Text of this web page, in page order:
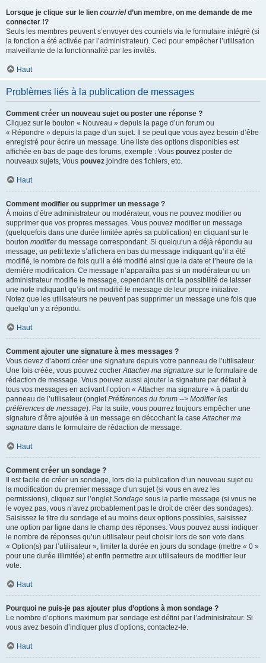
Lorsque je clique sur le lien courrield’un membre, on me demande de me
connecter !?
Seuls les membres peuvent s’envoyer des courriels via le formulaire intégré (si
la fonction a été activée par l’administrateur). Ceci pour empêcher l’utilisation
malveillante de la fonctionnalité par les invités.
Haut
Problèmes liés à la publication de messages
Comment créer un nouveau sujet ou poster une réponse ?
Cliquez sur le bouton « Nouveau » depuis la page d’un forum ou
« Répondre » depuis la page d’un sujet. Il se peut que vous ayez besoin d’être
enregistré pour écrire un message. Une liste des options disponibles est
affichée en bas de page des forums, exemple : Vous pouvez poster de
nouveaux sujets, Vous pouvez joindre des fichiers, etc.
Haut
Comment modifier ou supprimer un message ?
À moins d’être administrateur ou modérateur, vous ne pouvez modifier ou
supprimer que vos propres messages. Vous pouvez modifier un message
(quelquefois dans une durée limitée après sa publication) en cliquant sur le
bouton modifierdu message correspondant. Si quelqu’un a déjà répondu au
message, un petit texte s’affichera en bas du message indiquant qu’il a été
modifié, le nombre de fois qu’il a été modifié ainsi que la date et l’heure de la
dernière modification. Ce message n’apparaîtra pas si un modérateur ou un
administrateur modifie le message, cependant ils ont la possibilité de laisser
une note indiquant qu’ils ont modifié le message de leur propre initiative.
Notez que les utilisateurs ne peuvent pas supprimer un message une fois que
quelqu’un y a répondu.
Haut
Comment ajouter une signature à mes messages ?
Vous devez d’abord créer une signature depuis votre panneau de l’utilisateur.
Une fois créée, vous pouvez cocherAttacher ma signature sur le formulaire de
rédaction de message. Vous pouvez aussi ajouter la signature par défaut à
tous vos messages en activant l’option « Attacher ma signature » à partir du
panneau de l’utilisateur (ongletPréférences du forum --> Modifier les
préférences de message). Par la suite, vous pourrez toujours empêcher une
signature d’être ajoutée à un message en décochant la caseAttacher ma
signature dans le formulaire de rédaction de message.
Haut
Comment créer un sondage ?
Il est facile de créer un sondage, lors de la publication d’un nouveau sujet ou
la modification du premier message d’un sujet (si vous en avez les
permissions), cliquez sur l’ongletSondage sous la partie message (si vous ne
le voyez pas, vous n’avez probablement pas le droit de créer des sondages).
Saisissez le titre du sondage et au moins deux options possibles, saisissez
une option par ligne dans le champ des réponses. Vous pouvez aussi indiquer
le nombre de réponses qu’un utilisateur peut choisir lors de son vote dans
« Option(s) par l’utilisateur », limiter la durée en jours du sondage (mettre « 0 »
pour une durée illimitée) et enfin permettre aux utilisateurs de modifier leur
vote.
Haut
Pourquoi ne puis-je pas ajouter plus d’options à mon sondage ?
Le nombre d’options maximum par sondage est défini par l’administrateur. Si
vous avez besoin d’indiquer plus d’options, contactez-le.
Haut